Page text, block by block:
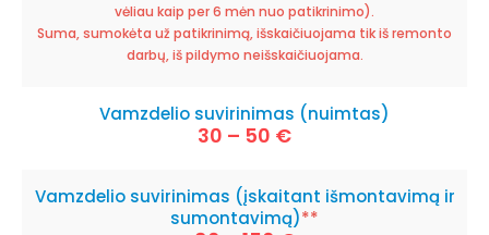
vėliau kaip per 6 mėn nuo patikrinimo).
Suma, sumokėta už patikrinimą, išskaičiuojama tik iš remonto
darbų, iš pildymo neišskaičiuojama.
Vamzdelio suvirinimas (nuimtas)
30 – 50 €
Vamzdelio suvirinimas (įskaitant išmontavimą ir
sumontavimą)**